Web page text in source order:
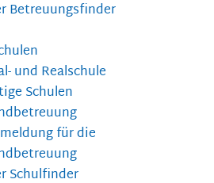
Betreuungsfinder
und Realschule
Schulen
für die
Schulfinder